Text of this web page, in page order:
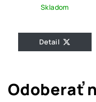
Skladom
Detail
Odoberať